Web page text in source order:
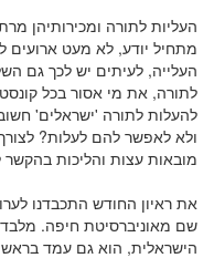
העליות לתורה ומכירותיהן
מתחיל יודע, לא מעט
העלייה, לעיתים יש לכך גם
לתורה, את מי אסור בכל
להעלות לתורה 'ישראלים'
ולא לאפשר להם לעלות?
מובאות עצות והליכות בהקשר
את ראיון החודש התכבדנו
שם מאוניברסיטת חיפה.
הישראלית, הוא גם עמד בראש